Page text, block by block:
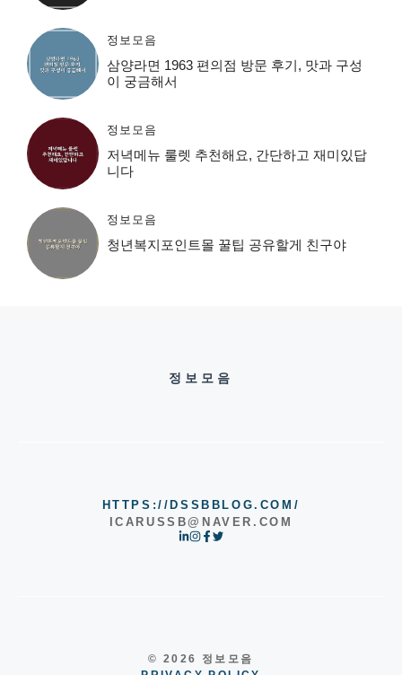
정보모음
삼양라면 1963 편의점 방문 후기, 맛과 구성
이 궁금해서
정보모음
저녁메뉴 룰렛 추천해요, 간단하고 재미있답
니다
정보모음
청년복지포인트몰 꿀팁 공유할게 친구야
정보모음
HTTPS://DSSBBLOG.COM/
ICARUSSB@NAVER.COM
© 2026 정보모음